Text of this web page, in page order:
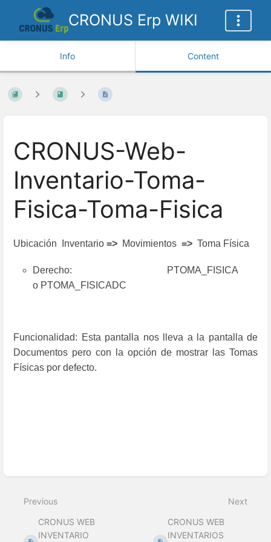
CRONUS Erp WIKI
Info Content
CRONUS-Web-
Inventario-Toma-
Fisica-Toma-Fisica
Ubicación Inventario => Movimientos => Toma Física
Derecho: PTOMA_FISICA
o PTOMA_FISICADC
Funcionalidad: Esta pantalla nos lleva a la pantalla de
Documentos pero con la opción de mostrar las Tomas
Físicas por defecto.
Previous
CRONUS WEB
INVENTARIO
Next
CRONUS WEB
INVENTARIOS